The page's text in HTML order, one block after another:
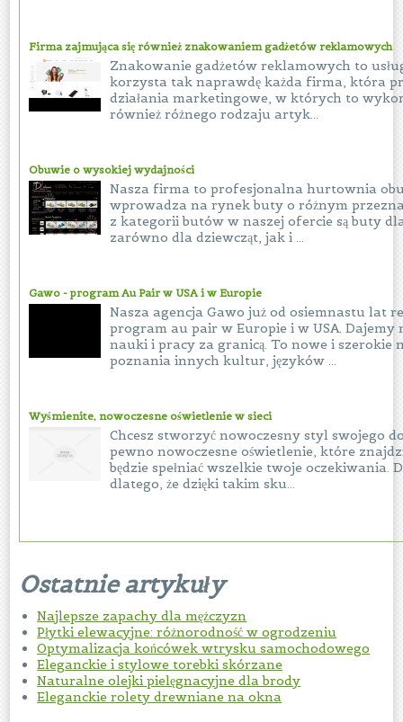
Firma zajmująca się również znakowaniem gadżetów reklamowych
Znakowanie gadżetów reklamowych to
korzysta tak naprawdę każda firma, która
działania marketingowe, w których to
również różnego rodzaju artyk...
Obuwie o wysokiej wydajności
Nasza firma to profesjonalna hurtownia
wprowadza na rynek buty o różnym
z kategorii butów w naszej ofercie są buty
zarówno dla dziewcząt, jak i ...
Gawo - program Au Pair w USA i w Europie
Nasza agencja Gawo już od osiemnastu lat
program au pair w Europie i w USA. Dajemy
nauki i pracy za granicą. To nowe i szerokie
poznania innych kultur, języków ...
Wyśmienite, nowoczesne oświetlenie w sieci
Chcesz stworzyć nowoczesny styl swojego
pewno nowoczesne oświetlenie, które
będzie spełniać wszelkie twoje oczekiwania.
dlatego, że dzięki takim sku...
Ostatnie artykuły
Najlepsze zapachy dla mężczyzn
Płytki elewacyjne: różnorodność w ogrodzeniu
Optymalizacja końcówek wtrysku samochodowego
Eleganckie i stylowe torebki skórzane
Naturalne olejki pielęgnacyjne dla brody
Eleganckie rolety drewniane na okna